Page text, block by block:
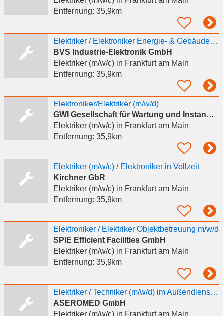
Entfernung: 35,9km
Elektriker / Elektroniker Energie- & Gebäudetechnik (m/w/d) – keine Montage, nur Inhouse
BVS Industrie-Elektronik GmbH
Elektriker (m/w/d)in Frankfurt am Main
Entfernung: 35,9km
Elektroniker/Elektriker (m/w/d)
GWI Gesellschaft für Wartung und Instandhaltung
Elektriker (m/w/d)in Frankfurt am Main
Entfernung: 35,9km
Elektriker (m/w/d) / Elektroniker in Vollzeit
Kirchner GbR
Elektriker (m/w/d)in Frankfurt am Main
Entfernung: 35,9km
Elektroniker / Elektriker Objektbetreuung m/w/d
SPIE Efficient Facilities GmbH
Elektriker (m/w/d)in Frankfurt am Main
Entfernung: 35,9km
Elektriker / Techniker (m/w/d) im Außendienst – Gesundheitswesen
ASEROMED GmbH
Elektriker (m/w/d)in Frankfurt am Main